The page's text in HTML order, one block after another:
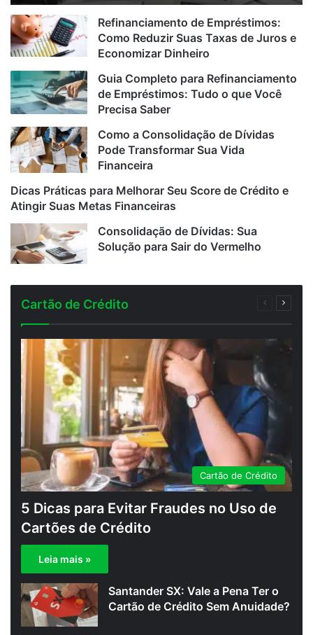
Refinanciamento de Empréstimos:
Como Reduzir Suas Taxas de Juros e
Economizar Dinheiro
Guia Completo para Refinanciamento
de Empréstimos: Tudo o que Você
Precisa Saber
Como a Consolidação de Dívidas
Pode Transformar Sua Vida
Financeira
Dicas Práticas para Melhorar Seu Score de Crédito e
Atingir Suas Metas Financeiras
Consolidação de Dívidas: Sua
Solução para Sair do Vermelho
Cartão de Crédito
Página
Cartão de Crédito
5 Dicas para Evitar Fraudes no Uso de
Cartões de Crédito
Leia mais »
Santander SX: Vale a Pena Ter o
Cartão de Crédito Sem Anuidade?